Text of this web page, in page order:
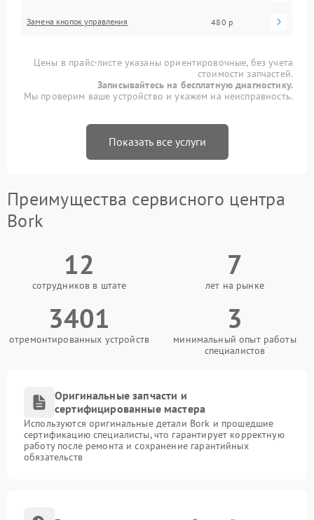
Замена кнопок управления 480 р
Цены в прайс-листе указаны ориентировочные, без учета
стоимости запчастей.
Записывайтесь на бесплатную диагностику.
Мы проверим ваше устройство и укажем на неисправность.
Показать все услуги
Преимущества сервисного центра
Bork
12
сотрудников в штате
7
лет на рынке
3401
отремонтированных устройств
3
минимальный опыт работы
специалистов
Оригинальные запчасти и
сертифицированные мастера
Используются оригинальные детали Bork и прошедшие
сертификацию специалисты, что гарантирует корректную
работу после ремонта и сохранение гарантийных
обязательств